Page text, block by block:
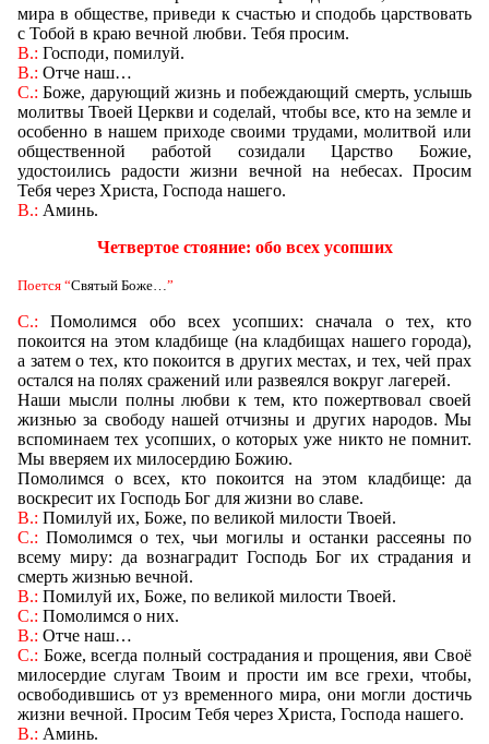
мира в обществе, приведи к счастью и сподобь царствовать
с Тобой в краю вечной любви. Тебя просим.
В.: Господи, помилуй.
В.: Отче наш…
С.: Боже, дарующий жизнь и побеждающий смерть, услышь
молитвы Твоей Церкви и соделай, чтобы все, кто на земле и
особенно в нашем приходе своими трудами, молитвой или
общественной работой созидали Царство Божие,
удостоились радости жизни вечной на небесах. Просим
Тебя через Христа, Господа нашего.
В.: Аминь.
Четвертое стояние: обо всех усопших
Поется “Святый Боже…”
С.: Помолимся обо всех усопших: сначала о тех, кто
покоится на этом кладбище (на кладбищах нашего города),
а затем о тех, кто покоится в других местах, и тех, чей прах
остался на полях сражений или развеялся вокруг лагерей.
Наши мысли полны любви к тем, кто пожертвовал своей
жизнью за свободу нашей отчизны и других народов. Мы
вспоминаем тех усопших, о которых уже никто не помнит.
Мы вверяем их милосердию Божию.
Помолимся о всех, кто покоится на этом кладбище: да
воскресит их Господь Бог для жизни во славе.
В.: Помилуй их, Боже, по великой милости Твоей.
С.: Помолимся о тех, чьи могилы и останки рассеяны по
всему миру: да вознаградит Господь Бог их страдания и
смерть жизнью вечной.
В.: Помилуй их, Боже, по великой милости Твоей.
С.: Помолимся о них.
В.: Отче наш…
С.: Боже, всегда полный сострадания и прощения, яви Своё
милосердие слугам Твоим и прости им все грехи, чтобы,
освободившись от уз временного мира, они могли достичь
жизни вечной. Просим Тебя через Христа, Господа нашего.
В.: Аминь.